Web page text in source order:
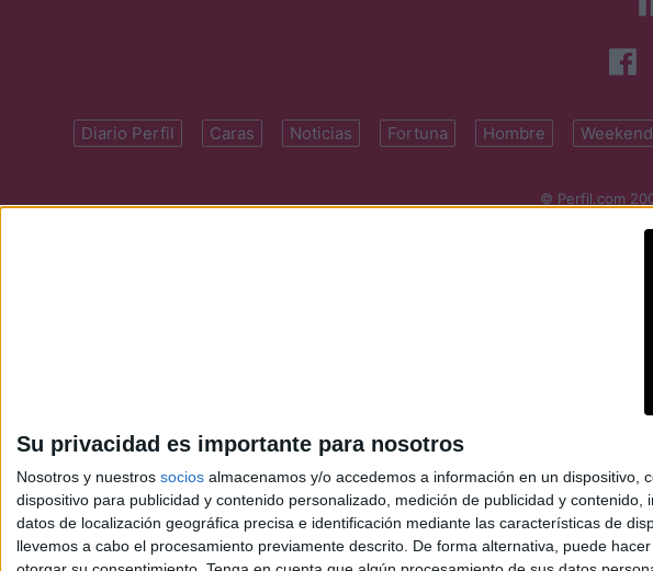
Su privacidad es importante para nosotros
Nosotros y nuestros socios almacenamos y/o accedemos a información en un
dispositivo para publicidad y contenido personalizado, medición de publicidad y contenido,
datos de localización geográfica precisa e identificación mediante las características de
llevemos a cabo el procesamiento previamente descrito. De forma alternativa, puede
Diario Perfil Caras Noticias Fortuna Hombre Weekend
© Perfil.com